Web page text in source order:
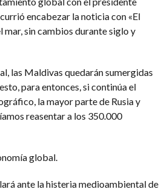
encabezar la noticia con «El
sin cambios durante siglo y
las Maldivas quedarán sumergidas
para entonces, si continúa el
la mayor parte de Rusia y
reasentar a los 350.000
global.
ante la histeria medioambiental de